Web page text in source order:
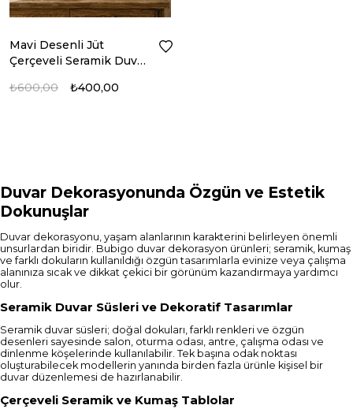
Mavi Desenli Jüt
Çerçeveli Seramik Duvar
₺400,00
₺600,00
Duvar Dekorasyonunda Özgün ve Estetik
Dokunuşlar
Duvar dekorasyonu, yaşam alanlarının karakterini belirleyen önemli
unsurlardan biridir. Bubigo duvar dekorasyon ürünleri; seramik, kumaş
ve farklı dokuların kullanıldığı özgün tasarımlarla evinize veya çalışma
alanınıza sıcak ve dikkat çekici bir görünüm kazandırmaya yardımcı
olur.
Seramik Duvar Süsleri ve Dekoratif Tasarımlar
Seramik duvar süsleri; doğal dokuları, farklı renkleri ve özgün
desenleri sayesinde salon, oturma odası, antre, çalışma odası ve
dinlenme köşelerinde kullanılabilir. Tek başına odak noktası
oluşturabilecek modellerin yanında birden fazla ürünle kişisel bir
duvar düzenlemesi de hazırlanabilir.
Çerçeveli Seramik ve Kumaş Tablolar